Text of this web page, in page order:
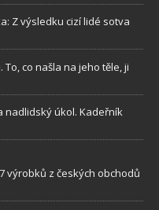
Z výsledku cizí lidé sotva
co našla na jeho těle, ji
nadlidský úkol. Kadeřník
výrobků z českých obchodů